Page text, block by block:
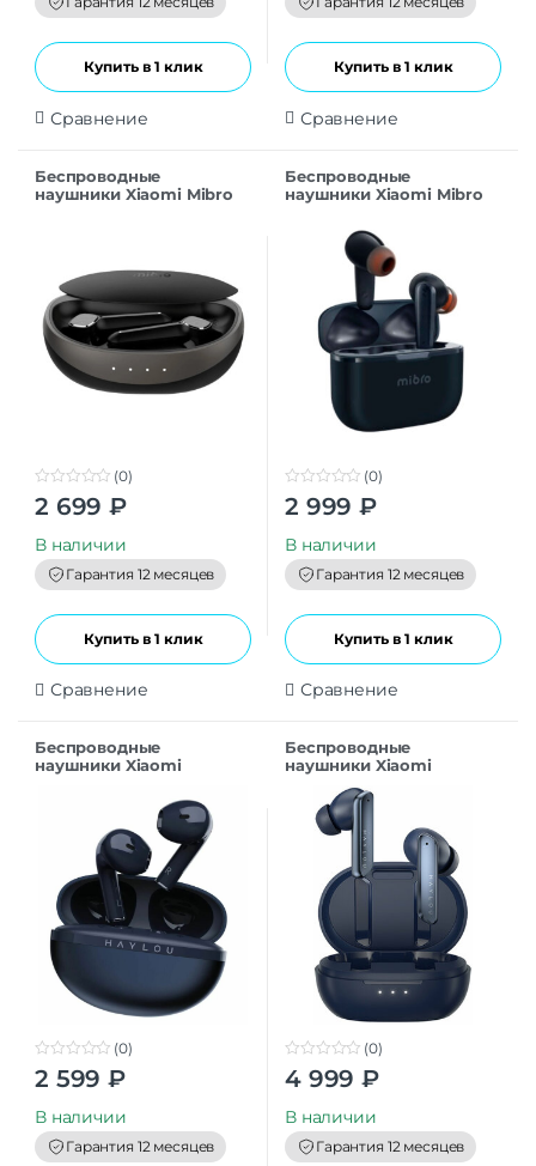
5
Купить в 1 клик
Сравнение
5
Купить в 1 клик
Сравнение
Беспроводные
наушники Xiaomi Mibro
0
o
t
o
f
5
(0)
2 699 ₽
В наличии
Гарантия 12 месяцев
Купить в 1 клик
Сравнение
Беспроводные
наушники Xiaomi Mibro
0
o
t
o
f
5
(0)
2 999 ₽
В наличии
Гарантия 12 месяцев
Купить в 1 клик
Сравнение
Беспроводные
наушники Xiaomi
0
o
t
o
f
5
(0)
2 599 ₽
В наличии
Гарантия 12 месяцев
Беспроводные
наушники Xiaomi
HAYLOU W1 ANC Blue CN
o
t
o
f
5
(0)
4 999 ₽
В наличии
Гарантия 12 месяцев